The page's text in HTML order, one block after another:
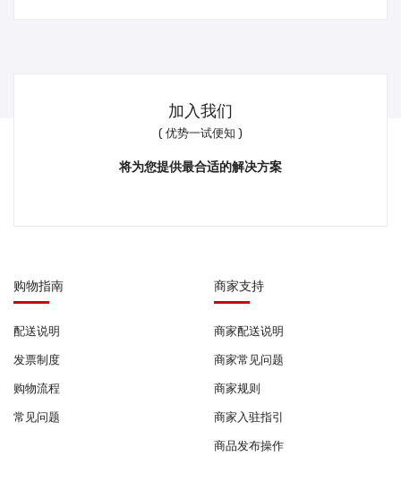
加入我们
( 优势一试便知 )
将为您提供最合适的解决方案
购物指南
配送说明
发票制度
购物流程
常见问题
商家支持
商家配送说明
商家常见问题
商家规则
商家入驻指引
商品发布操作